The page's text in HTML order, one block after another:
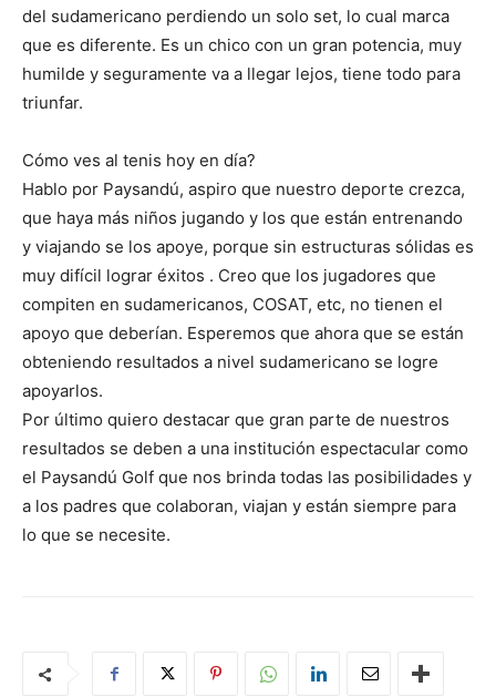
del sudamericano perdiendo un solo set, lo cual marca
que es diferente. Es un chico con un gran potencia, muy
humilde y seguramente va a llegar lejos, tiene todo para
triunfar.
Cómo ves al tenis hoy en día?
Hablo por Paysandú, aspiro que nuestro deporte crezca,
que haya más niños jugando y los que están entrenando
y viajando se los apoye, porque sin estructuras sólidas es
muy difícil lograr éxitos . Creo que los jugadores que
compiten en sudamericanos, COSAT, etc, no tienen el
apoyo que deberían. Esperemos que ahora que se están
obteniendo resultados a nivel sudamericano se logre
apoyarlos.
Por último quiero destacar que gran parte de nuestros
resultados se deben a una institución espectacular como
el Paysandú Golf que nos brinda todas las posibilidades y
a los padres que colaboran, viajan y están siempre para
lo que se necesite.